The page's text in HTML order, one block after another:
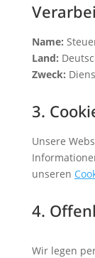
Name:
Land:
Zweck:
3.
Unsere
unseren
4.
Wir legen